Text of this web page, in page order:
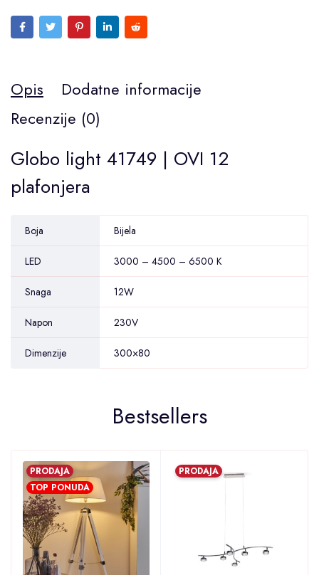
Opis
Dodatne informacije
Recenzije (0)
Globo light 41749 | OVI 12
plafonjera
Boja Bijela
LED 3000 – 4500 – 6500 K
Snaga 12W
Napon 230V
Dimenzije 300×80
Bestsellers
PRODAJA
TOP PONUDA
PRODAJA